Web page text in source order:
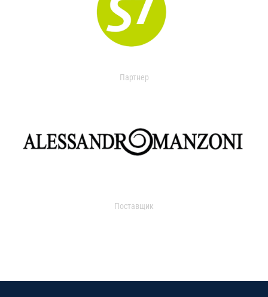
Партнер
Поставщик